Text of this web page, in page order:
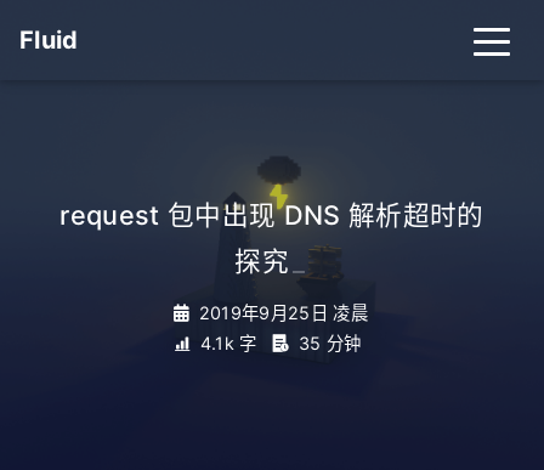
Fluid
关于
request 包中出现 DNS 解析超时的
探究
2019年9月25日 凌晨
4.1k 字
35 分钟